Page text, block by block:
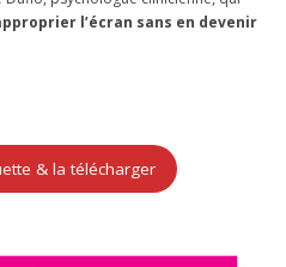
l’écran sans en devenir
& la télécharger